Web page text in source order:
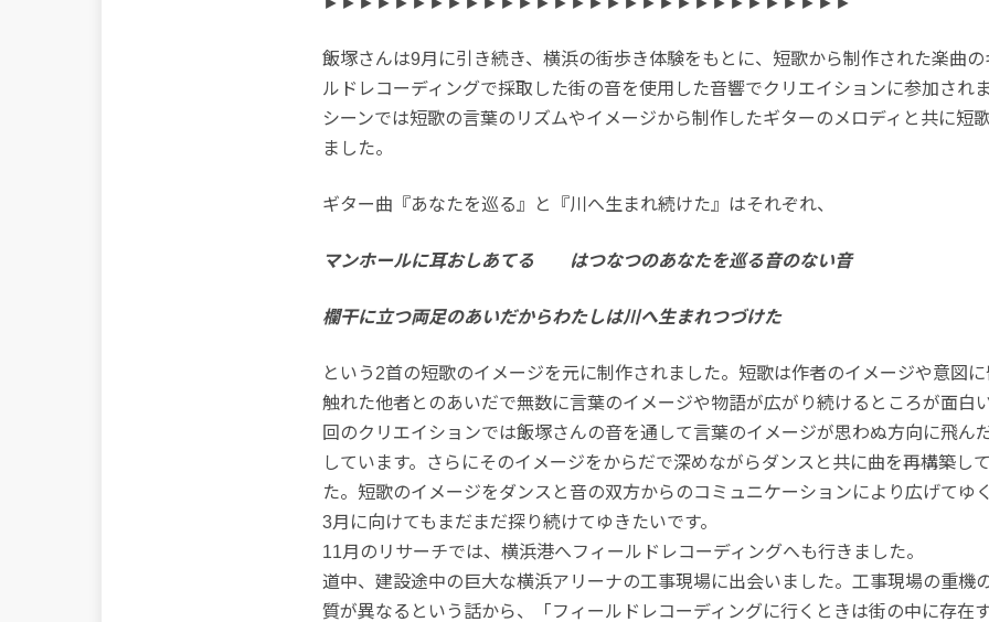
飯塚さんは9月に引き続き、横浜の街歩き体験をもとに、短歌から制作された楽曲
ルドレコーディングで採取した街の音を使用した音響でクリエイションに参加され
シーンでは短歌の言葉のリズムやイメージから制作したギターのメロディと共に短
ました。
ギター曲『あなたを巡る』と『川へ生まれ続けた』はそれぞれ、
マンホールに耳おしあてる はつなつのあなたを巡る音のない音
欄干に立つ両足のあいだからわたしは川へ生まれつづけた
という2首の短歌のイメージを元に制作されました。短歌は作者のイメージや意図
触れた他者とのあいだで無数に言葉のイメージや物語が広がり続けるところが面白
回のクリエイションでは飯塚さんの音を通して言葉のイメージが思わぬ方向に飛ん
しています。さらにそのイメージをからだで深めながらダンスと共に曲を再構築し
た。短歌のイメージをダンスと音の双方からのコミュニケーションにより広げてゆ
3月に向けてもまだまだ探り続けてゆきたいです。
11月のリサーチでは、横浜港へフィールドレコーディングへも行きました。
道中、建設途中の巨大な横浜アリーナの工事現場に出会いました。工事現場の重機
質が異なるという話から、「フィールドレコーディングに行くときは街の中に存在